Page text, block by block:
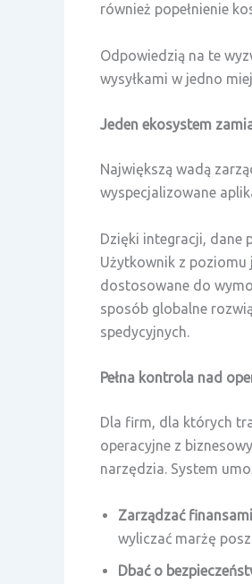
również popełnienie
Odpowiedzią na te
wysyłkami w jedno
Jeden ekosystem
Największą wadą
wyspecjalizowane
Dzięki integracji, dane
Użytkownik z poziomu
dostosowane do
sposób globalne
spedycyjnych.
Pełna kontrola nad
Dla firm, dla których
operacyjne z
narzędzia. System
Zarządzać
wyliczać marżę
Dbać o